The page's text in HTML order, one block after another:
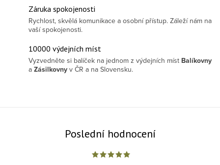
Záruka spokojenosti
Rychlost, skvělá komunikace a osobní přístup. Záleží nám na
vaší spokojenosti.
10000 výdejních míst
Vyzvedněte si balíček na jednom z výdejních míst Balíkovny
a Zásilkovny v ČR a na Slovensku.
Poslední hodnocení